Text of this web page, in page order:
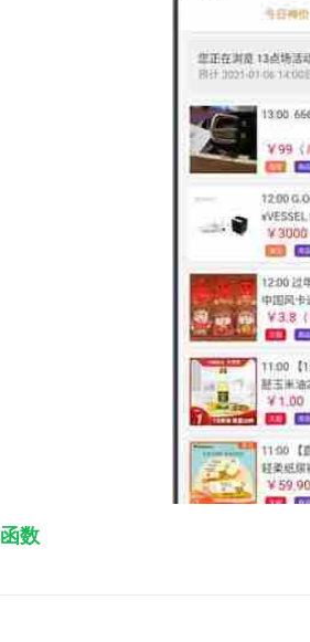
数
的网购区。你可以在好物神单中找到任何你